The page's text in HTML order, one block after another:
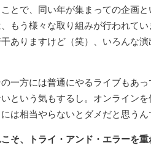
とで、同い年が集まっての企画
もう様々な取り組みが行われて
ありますけど（笑）、いろんな
一方には普通にやるライブもあ
いという気もするし。オンライン
は相当やらないとダメだと思うん
そ、トライ・アンド・エラーを重